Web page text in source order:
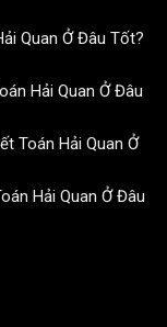
Quan Ở Đâu Tốt?
Hải Quan Ở Đâu
Toán Hải Quan Ở
Hải Quan Ở Đâu